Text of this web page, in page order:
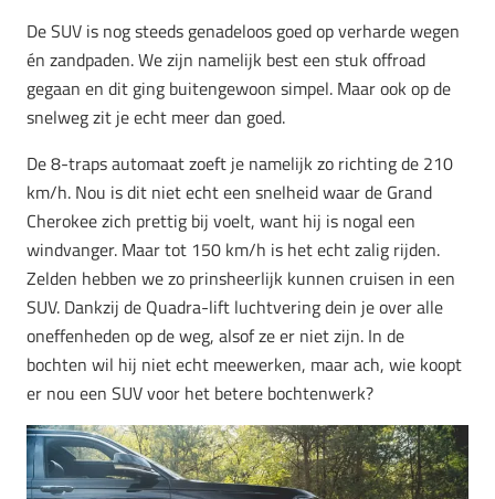
De SUV is nog steeds genadeloos goed op verharde wegen
én zandpaden. We zijn namelijk best een stuk offroad
gegaan en dit ging buitengewoon simpel. Maar ook op de
snelweg zit je echt meer dan goed.
De 8-traps automaat zoeft je namelijk zo richting de 210
km/h. Nou is dit niet echt een snelheid waar de Grand
Cherokee zich prettig bij voelt, want hij is nogal een
windvanger. Maar tot 150 km/h is het echt zalig rijden.
Zelden hebben we zo prinsheerlijk kunnen cruisen in een
SUV. Dankzij de Quadra-lift luchtvering dein je over alle
oneffenheden op de weg, alsof ze er niet zijn. In de
bochten wil hij niet echt meewerken, maar ach, wie koopt
er nou een SUV voor het betere bochtenwerk?